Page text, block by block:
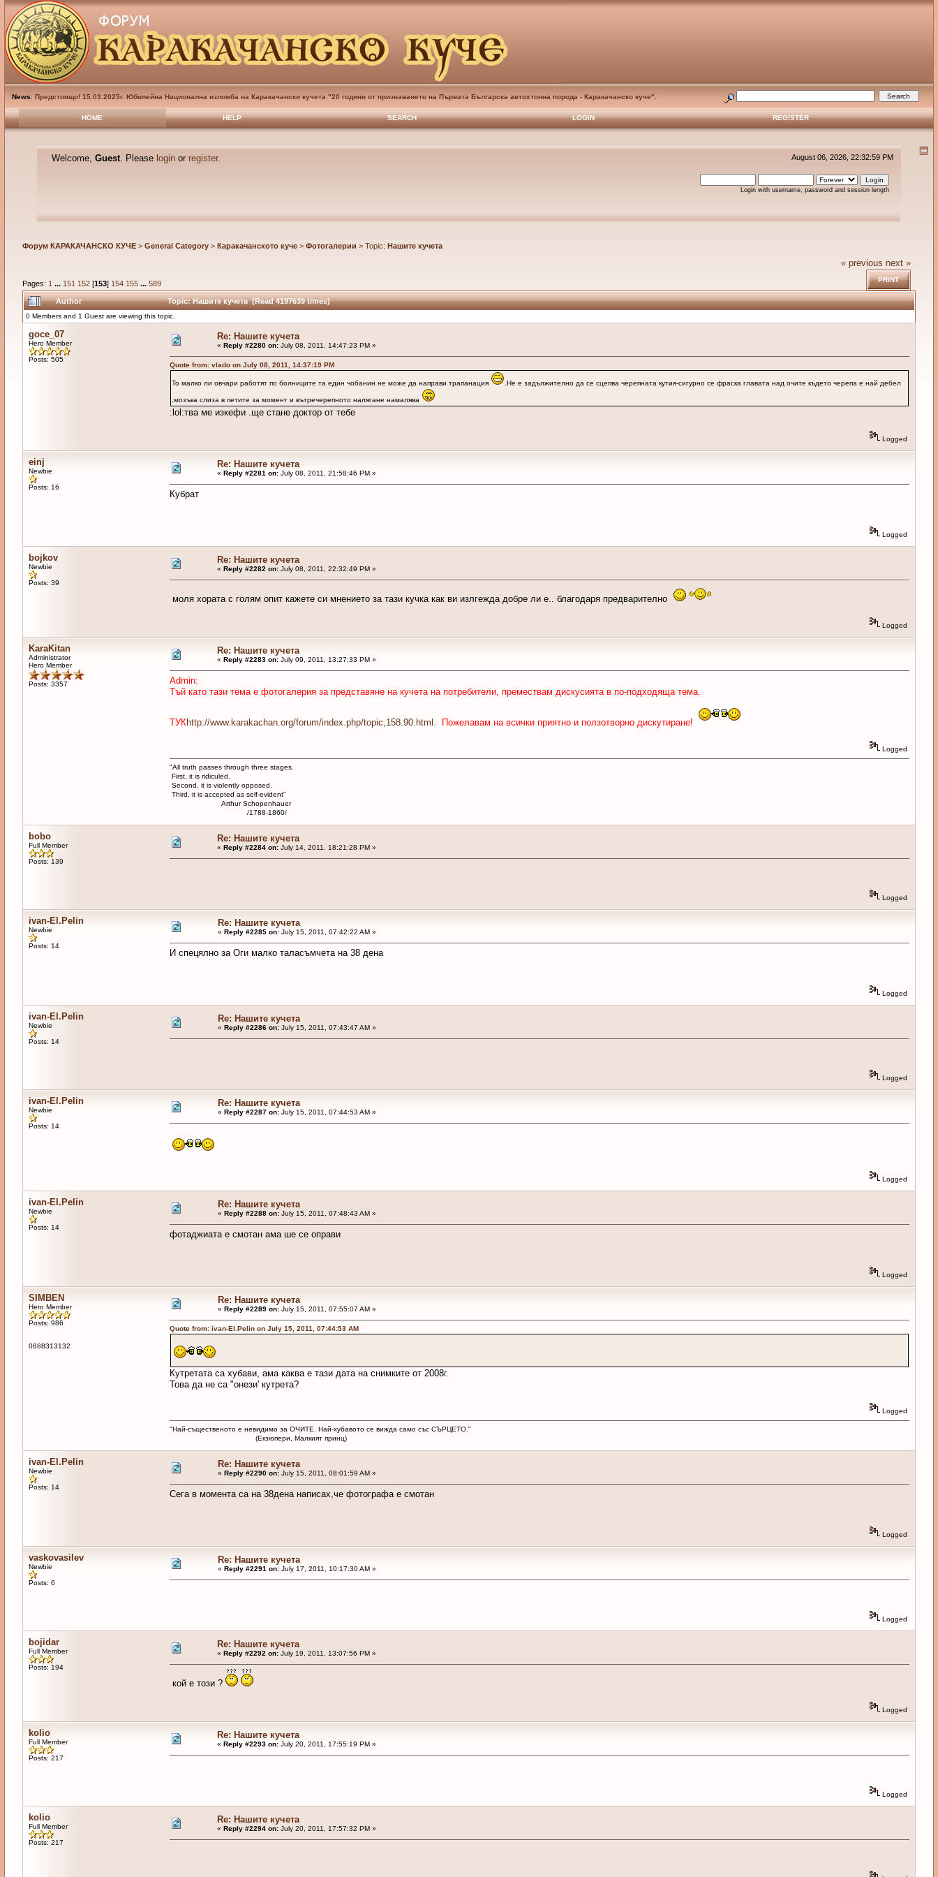
News: Предстоящо! 15.03.2025г. Юбилейна Национална изложба на Каракачански кучета "20 години от признаването на Първата Българска автохтонна порода - Каракачанско куче".
HOME HELP SEARCH LOGIN REGISTER
Welcome,Guest. Please login or register. August 06, 2026, 22:32:59 PM
Login with username, password and session length
Форум КАРАКАЧАНСКО КУЧЕ> General Category> Каракачанското куче> Фотогалерии > Topic: Нашите кучета
Pages: 1 ... 151 152[153] 154 155 ... 589
« previous next »
PRINT
Author Topic: Нашите кучета (Read 4197639 times)
0 Members and 1 Guest are viewing this topic.
goce_07
Hero Member
Posts: 505
Re: Нашите кучета
« Reply #2280 on:July 08, 2011, 14:47:23 PM »
Quote from: vlado on July 08, 2011, 14:37:19 PM
То малко ли овчари работят по болниците та един чобанин не може да направи трапанация .Не е задължително да се сцепва черепната кутия-сигурно се фраска главата над очите където черепа е най дебел
,мозъка слиза в петите за момент и вътречерепното налягане намалява
:lol:тва ме изкефи .ще стане доктор от тебе
Logged
einj
Newbie
Posts: 16
Re: Нашите кучета
« Reply #2281 on:July 08, 2011, 21:58:46 PM »
Кубрат
Logged
bojkov
Newbie
Posts: 39
Re: Нашите кучета
« Reply #2282 on:July 08, 2011, 22:32:49 PM »
моля хората с голям опит кажете си мнението за тази кучка как ви излгежда добре ли е.. благодаря предварително
Logged
KaraKitan
Administrator
Hero Member
Posts: 3357
Re: Нашите кучета
« Reply #2283 on:July 09, 2011, 13:27:33 PM »
Admin:
Тъй като тази тема е фотогалерия за представяне на кучета на потребители, премествам дискусията в по-подходяща тема.
ТУКhttp://www.karakachan.org/forum/index.php/topic,158.90.html . Пожелавам на всички приятно и ползотворно дискутиране!
Logged
"All truth passes through three stages.
First, it is ridiculed.
Second, it is violently opposed.
Third, it is accepted as self-evident"
Arthur Schopenhauer
/1788-1860/
bobo
Full Member
Posts: 139
Re: Нашите кучета
« Reply #2284 on:July 14, 2011, 18:21:28 PM »
Logged
ivan-El.Pelin
Newbie
Posts: 14
Re: Нашите кучета
« Reply #2285 on:July 15, 2011, 07:42:22 AM »
И спецялно за Оги малко таласъмчета на 38 дена
Logged
ivan-El.Pelin
Newbie
Posts: 14
Re: Нашите кучета
« Reply #2286 on:July 15, 2011, 07:43:47 AM »
Logged
ivan-El.Pelin
Newbie
Posts: 14
Re: Нашите кучета
« Reply #2287 on:July 15, 2011, 07:44:53 AM »
Logged
ivan-El.Pelin
Newbie
Posts: 14
Re: Нашите кучета
« Reply #2288 on:July 15, 2011, 07:48:43 AM »
фотаджиата е смотан ама ше се оправи
Logged
SIMBEN
Hero Member
Posts: 986
0888313132
Re: Нашите кучета
« Reply #2289 on:July 15, 2011, 07:55:07 AM »
Quote from: ivan-El.Pelin on July 15, 2011, 07:44:53 AM
Кутретата са хубави, ама каква е тази дата на снимките от 2008г.
Това да не са "онези' кутрета?
Logged
"Най-същественото е невидимо за ОЧИТЕ. Най-хубавото се вижда само със СЪРЦЕТО."
(Екзюпери, Малкият принц)
ivan-El.Pelin
Newbie
Posts: 14
Re: Нашите кучета
« Reply #2290 on:July 15, 2011, 08:01:59 AM »
Сега в момента са на 38дена написах,че фотографа е смотан
Logged
vaskovasilev
Newbie
Posts: 6
Re: Нашите кучета
« Reply #2291 on:July 17, 2011, 10:17:30 AM »
Logged
bojidar
Full Member
Posts: 194
Re: Нашите кучета
« Reply #2292 on:July 19, 2011, 13:07:56 PM »
кой е този ?
Logged
kolio
Full Member
Posts: 217
Re: Нашите кучета
« Reply #2293 on:July 20, 2011, 17:55:19 PM »
Logged
kolio
Full Member
Posts: 217
Re: Нашите кучета
« Reply #2294 on:July 20, 2011, 17:57:32 PM »